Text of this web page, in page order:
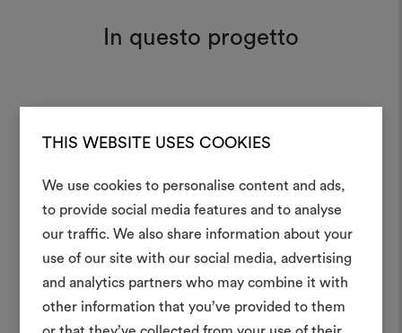
THIS WEBSITE USES COOKIES
We use cookies to personalise content and ads,
to provide social media features and to analyse
our traffic. We also share information about your
use of our site with our social media, advertising
and analytics partners who may combine it with
other information that you’ve provided to them
In questo progetto
A Joy 001
Crea
Uno strumento interattivo
e condividere le tue idee,